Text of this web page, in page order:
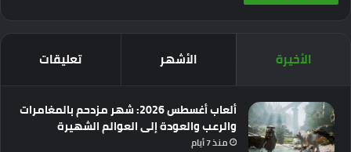
الأخيرة الأشهر تعليقات
ألعاب أغسطس 2026: شهر مزدحم بالمغامرات
والرعب والعودة إلى العوالم الشهيرة
منذ 7 أيام